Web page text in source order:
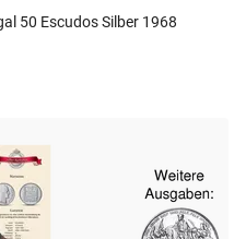
50 Escudos Silber 1968